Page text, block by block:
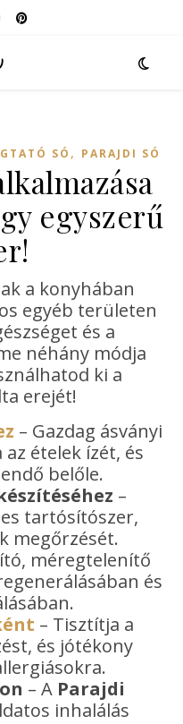
SÓ , PARAJDI SÓ
egyszerű
a konyhában
egyéb területen
és a
néhány módja
ki a
erejét!
– Gazdag ásványi
ételek ízét, és
belőle.
–
tartósítószer,
megőrzését.
méregtelenítő
és
– Tisztítja a
és jótékony
– A Parajdi
inhalálás